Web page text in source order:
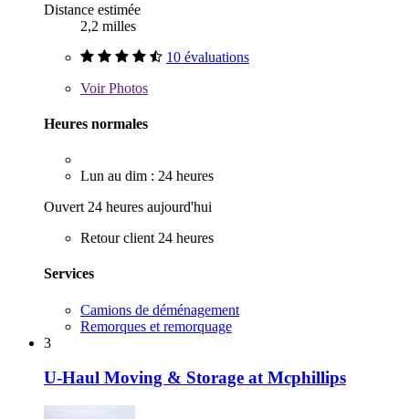
Distance estimée
2,2 milles
10 évaluations
VoirPhotos
Heures normales
Lun au dim : 24 heures
Ouvert 24 heures aujourd'hui
Retour client 24 heures
Services
Camions de déménagement
Remorques et remorquage
3
U-Haul Moving & Storage at Mcphillips